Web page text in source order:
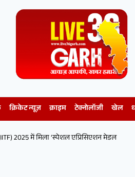
क्रिकेट न्यूज़ क्राइम टेक्नोलॉजी खेल
2025 में मिला ‘स्पेशल एप्रिसिएशन मेडल